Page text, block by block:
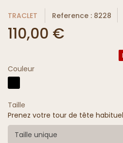
TRACLET Reference : 8228
110,00 €
Couleur
Taille
Prenez votre tour de tête habituel
Taille unique